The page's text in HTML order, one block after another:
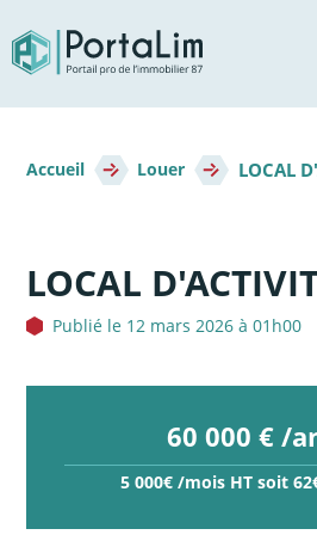
directement
au
contenu
d'Ariane
Accueil Louer LOCAL
LOCAL
Publié le 12 mars 2026 à 01h00
60 000 € /
5 000€ /mois HT soit